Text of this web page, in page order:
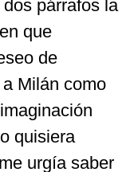
párrafos la
que
de
Milán como
quisiera
urgía saber